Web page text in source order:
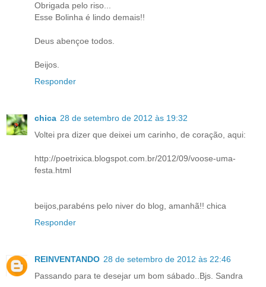
Obrigada pelo riso...
Esse Bolinha é lindo demais!!
Deus abençoe todos.
Beijos.
Responder
chica 28 de setembro de 2012 às 19:32
Voltei pra dizer que deixei um carinho, de coração, aqui:
http://poetrixica.blogspot.com.br/2012/09/voose-uma-
festa.html
beijos,parabéns pelo niver do blog, amanhã!! chica
Responder
REINVENTANDO 28 de setembro de 2012 às 22:46
Passando para te desejar um bom sábado..Bjs. Sandra